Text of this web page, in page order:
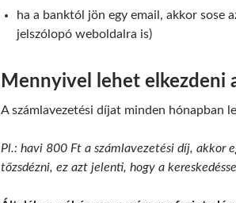
ha a banktól jön egy email, akkor sose
jelszólopó weboldalra is)
Mennyivel lehet elkezdeni
A számlavezetési díjat minden hónapban
Pl.: havi 800 Ft a számlavezetési díj, akkor
tőzsdézni, ez azt jelenti, hogy a